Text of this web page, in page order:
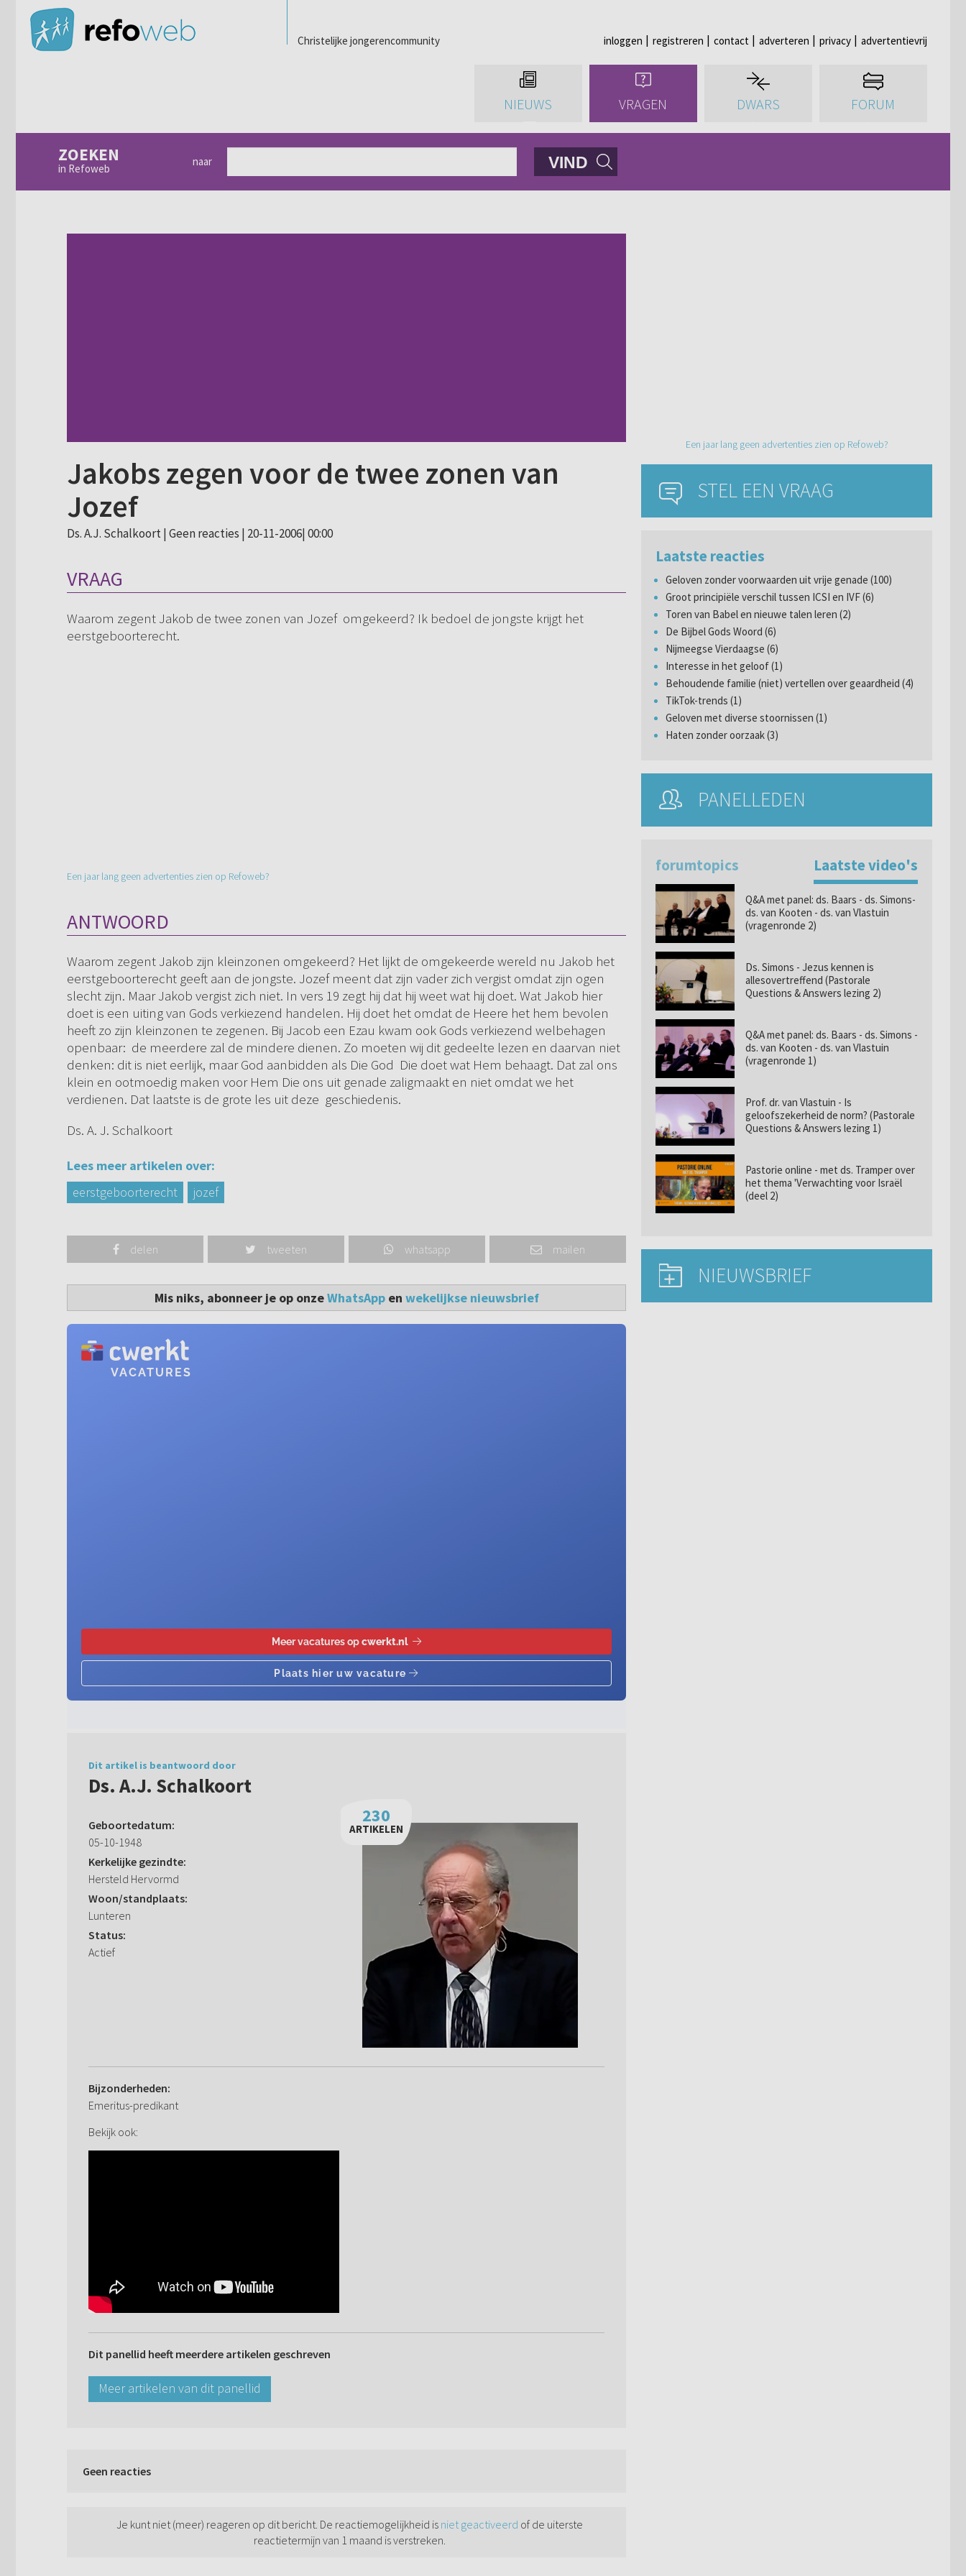
Christelijke jongerencommunity inloggen registreren contact adverteren privacy advertentievrij
NIEUWS VRAGEN DWARS FORUM
ZOEKEN
in Refoweb
naar VIND
Jakobs zegen voor de twee zonen van
Jozef
Ds. A.J. Schalkoort | Geen reacties | 20-11-2006| 00:00
VRAAG
Waarom zegent Jakob de twee zonen van Jozef omgekeerd? Ik bedoel de jongste krijgt het
eerstgeboorterecht.
Een jaar lang geen advertenties zien op Refoweb?
ANTWOORD
Waarom zegent Jakob zijn kleinzonen omgekeerd? Het lijkt de omgekeerde wereld nu Jakob het
eerstgeboorterecht geeft aan de jongste. Jozef meent dat zijn vader zich vergist omdat zijn ogen
slecht zijn. Maar Jakob vergist zich niet. In vers 19 zegt hij dat hij weet wat hij doet. Wat Jakob hier
doet is een uiting van Gods verkiezend handelen. Hij doet het omdat de Heere het hem bevolen
heeft zo zijn kleinzonen te zegenen. Bij Jacob een Ezau kwam ook Gods verkiezend welbehagen
openbaar: de meerdere zal de mindere dienen. Zo moeten wij dit gedeelte lezen en daarvan niet
denken: dit is niet eerlijk, maar God aanbidden als Die God Die doet wat Hem behaagt. Dat zal ons
klein en ootmoedig maken voor Hem Die ons uit genade zaligmaakt en niet omdat we het
verdienen. Dat laatste is de grote les uit deze geschiedenis.
Ds. A. J. Schalkoort
Lees meer artikelen over:
eerstgeboorterecht
jozef
delen tweeten whatsapp mailen
Mis niks, abonneer je op onzeWhatsAppen wekelijkse nieuwsbrief
Dit artikel is beantwoord door
Ds. A.J. Schalkoort
Geboortedatum:
05-10-1948
Kerkelijke gezindte:
Hersteld Hervormd
Woon/standplaats:
Lunteren
Status:
Actief
230
ARTIKELEN
Bijzonderheden:
Emeritus-predikant
Bekijk ook:
Dit panellid heeft meerdere artikelen geschreven
Meer artikelen van dit panellid
Geen reacties
Je kunt niet (meer) reageren op dit bericht. De reactiemogelijkheid is niet geactiveerd of de uiterste
reactietermijn van 1 maand is verstreken.
Een jaar lang geen advertenties zien op Refoweb?
STEL EEN VRAAG
Laatste reacties
Geloven zonder voorwaarden uit vrije genade (100)
Groot principiële verschil tussen ICSI en IVF (6)
Toren van Babel en nieuwe talen leren (2)
De Bijbel Gods Woord (6)
Nijmeegse Vierdaagse (6)
Interesse in het geloof (1)
Behoudende familie (niet) vertellen over geaardheid (4)
TikTok-trends (1)
Geloven met diverse stoornissen (1)
Haten zonder oorzaak (3)
PANELLEDEN
forumtopics Laatste video's
Q&A met panel: ds. Baars - ds. Simons-
ds. van Kooten - ds. van Vlastuin
(vragenronde 2)
Ds. Simons - Jezus kennen is
allesovertreffend (Pastorale
Questions & Answers lezing 2)
Q&A met panel: ds. Baars - ds. Simons -
ds. van Kooten - ds. van Vlastuin
(vragenronde 1)
Prof. dr. van Vlastuin - Is
geloofszekerheid de norm? (Pastorale
Questions & Answers lezing 1)
Pastorie online - met ds. Tramper over
het thema 'Verwachting voor Israël
(deel 2)
NIEUWSBRIEF